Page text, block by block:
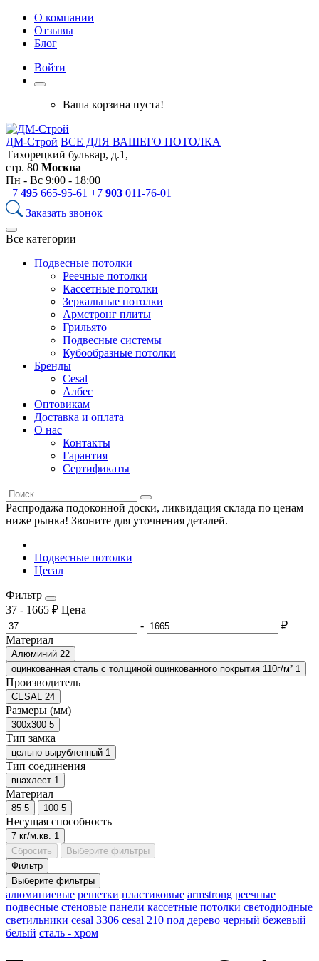
О компании
Отзывы
Блог
Войти
Ваша корзина пуста!
ДМ-Строй ВСЕ ДЛЯ ВАШЕГО ПОТОЛКА
Тихорецкий бульвар, д.1,
стр. 80 Москва
Пн - Вс 9:00 - 18:00
+7 495 665-95-61 +7 903 011-76-01
Заказать звонок
Все категории
Подвесные потолки
Реечные потолки
Кассетные потолки
Зеркальные потолки
Армстронг плиты
Грильято
Подвесные системы
Кубообразные потолки
Бренды
Cesal
Албес
Оптовикам
Доставка и оплата
О нас
Контакты
Гарантия
Сертификаты
Распродажа подоконной доски, ликвидация склада по ценам
ниже рынка! Звоните для уточнения деталей.
Подвесные потолки
Цесал
Фильтр
37 - 1665 ₽ Цена
-
₽
Материал
Алюминий 22
оцинкованная сталь с толщиной оцинкованного покрытия 110г/м² 1
Производитель
CESAL 24
Размеры (мм)
300x300 5
Тип замка
цельно вырубленный 1
Тип соединения
внахлест 1
Материал
85 5 100 5
Несущая способность
7 кг/м.кв. 1
Сбросить
Выберите фильтры
Фильтр
Выберите фильтры
алюминиевые решетки пластиковые armstrong реечные
подвесные стеновые панели кассетные потолки светодиодные
светильники cesal 3306 cesal 210 под дерево черный бежевый
белый сталь - хром